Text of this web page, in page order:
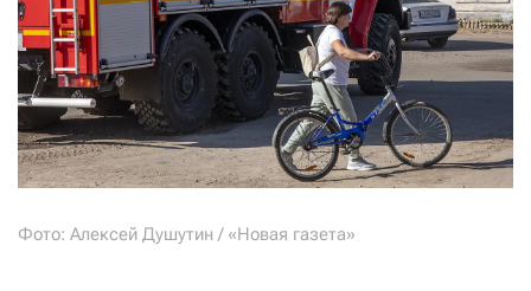
Фото: Алексей Душутин / «Новая газета»